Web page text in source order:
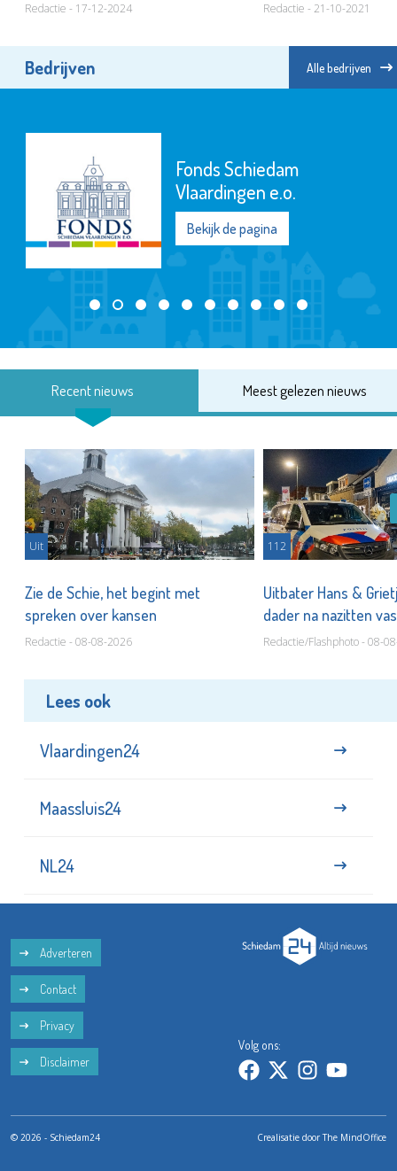
Redactie - 17-12-2024 Redactie - 21-10-2021
Bedrijven Alle bedrijven
Fonds Schiedam
Vlaardingen e.o.
Bekijk de pagina
Recent nieuws Meest gelezen nieuws
Uit
Zie de Schie, het begint met
spreken over kansen
Redactie - 08-08-2026
112
Uitbater Hans &
dader na nazitten
Redactie/Flashphoto - 08-
Lees ook
Vlaardingen24
Maassluis24
NL24
Adverteren
Contact
Privacy
Disclaimer
Volg ons:
© 2026 - Schiedam24 Crealisatie doorThe MindOffice